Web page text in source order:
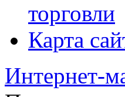
торговли
Карта
Интернет-